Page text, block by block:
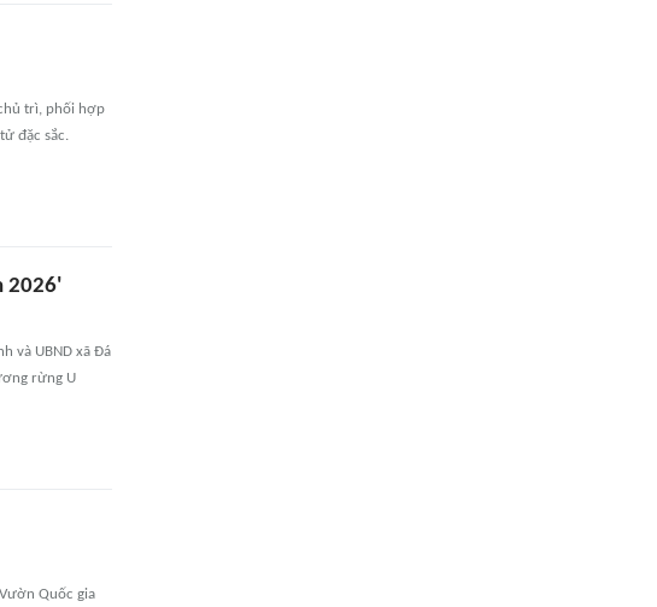
trì, phối hợp
đặc sắc.
2026'
và UBND xã Đá
rừng U
Quốc gia